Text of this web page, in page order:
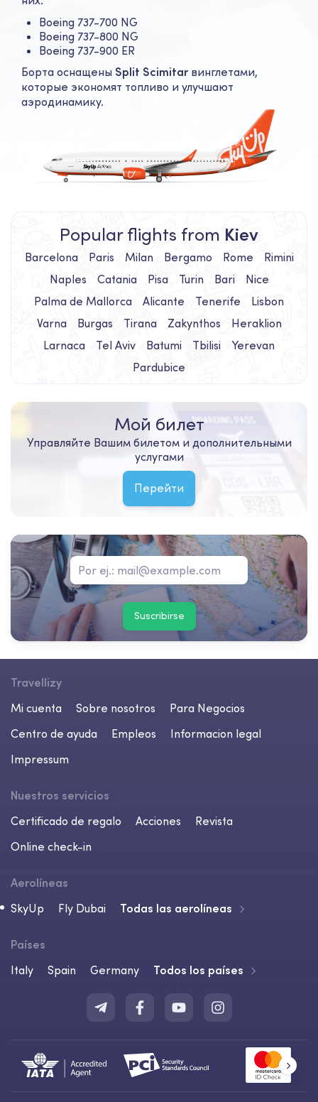
Boeing 737-700 NG
Boeing 737-800 NG
Boeing 737-900 ER
Борта оснащены Split Scimitarвинглетами,
которые экономят топливо и улучшают
аэродинамику.
Popular flights from Kiev
Barcelona Paris Milan Bergamo Rome
Rimini
Naples
Catania Pisa Turin Bari
Nice
Palma de Mallorca
Alicante Tenerife
Lisbon
Varna
Burgas Tirana Zakynthos
Heraklion
Larnaca
Tel Aviv Batumi Tbilisi
Yerevan
Pardubice
Мой билет
Управляйте Вашим билетом и дополнительными
услугами
Перейти
Suscribirse
Travellizy
Mi cuenta
Sobre nosotros
Para Negocios
Centro de ayuda
Empleos
Informacion legal
Impressum
Nuestros servicios
Certificado de regalo
Acciones
Revista
Online check-in
Aerolíneas
SkyUp
Fly Dubai Todas las aerolíneas
Países
Italy
Spain Germany Todos los países